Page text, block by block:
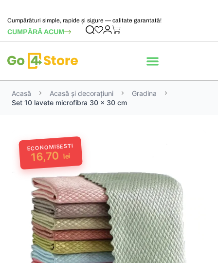
Cumpărături simple, rapide și sigure — calitate garantată!
CUMPĂRĂ ACUM
Acasă Acasă și decorațiuni
Gradina
Set 10 lavete microfibra 30 x 30 cm
ECONOMISESTI
16,70 lei